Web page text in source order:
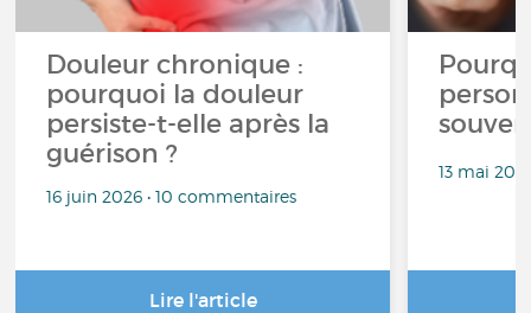
Douleur chronique :
pourquoi la douleur
persiste-t-elle après la
guérison ?
16 juin 2026 • 10 commentaires
Lire l'article
13 mai